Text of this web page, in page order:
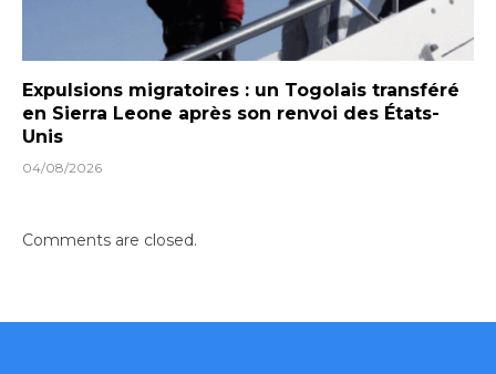
Expulsions migratoires : un Togolais transféré
en Sierra Leone après son renvoi des États-
Unis
04/08/2026
Comments are closed.